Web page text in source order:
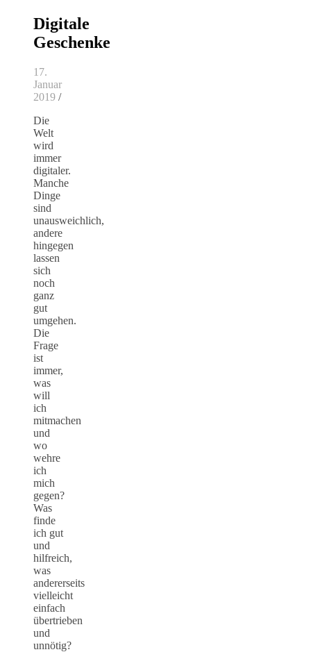
Digitale
Geschenke
17.
Januar
2019 /
Die
Welt
wird
immer
digitaler.
Manche
Dinge
sind
unausweichlich,
andere
hingegen
lassen
sich
noch
ganz
gut
umgehen.
Die
Frage
ist
immer,
was
will
ich
mitmachen
und
wo
wehre
ich
mich
gegen?
Was
finde
ich gut
und
hilfreich,
was
andererseits
vielleicht
einfach
übertrieben
und
unnötig?